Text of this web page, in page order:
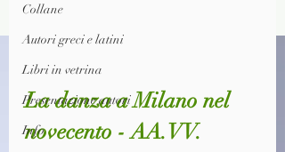
Collane
Autori greci e latini
Libri in vetrina
Presentazione autori
Info
La danza a Milano nel
novecento - AA.VV.